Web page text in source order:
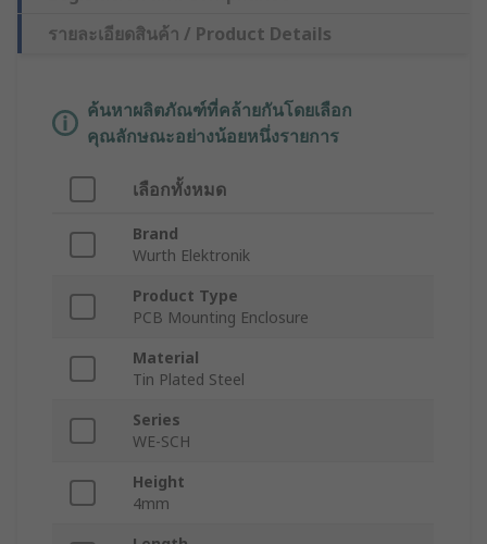
รายละเอียดสินค้า / Product Details
ค้นหาผลิตภัณฑ์ที่คล้ายกันโดยเลือก
คุณลักษณะอย่างน้อยหนึ่งรายการ
เลือกทั้งหมด
Brand
Wurth Elektronik
Product Type
PCB Mounting Enclosure
Material
Tin Plated Steel
Series
WE-SCH
Height
4mm